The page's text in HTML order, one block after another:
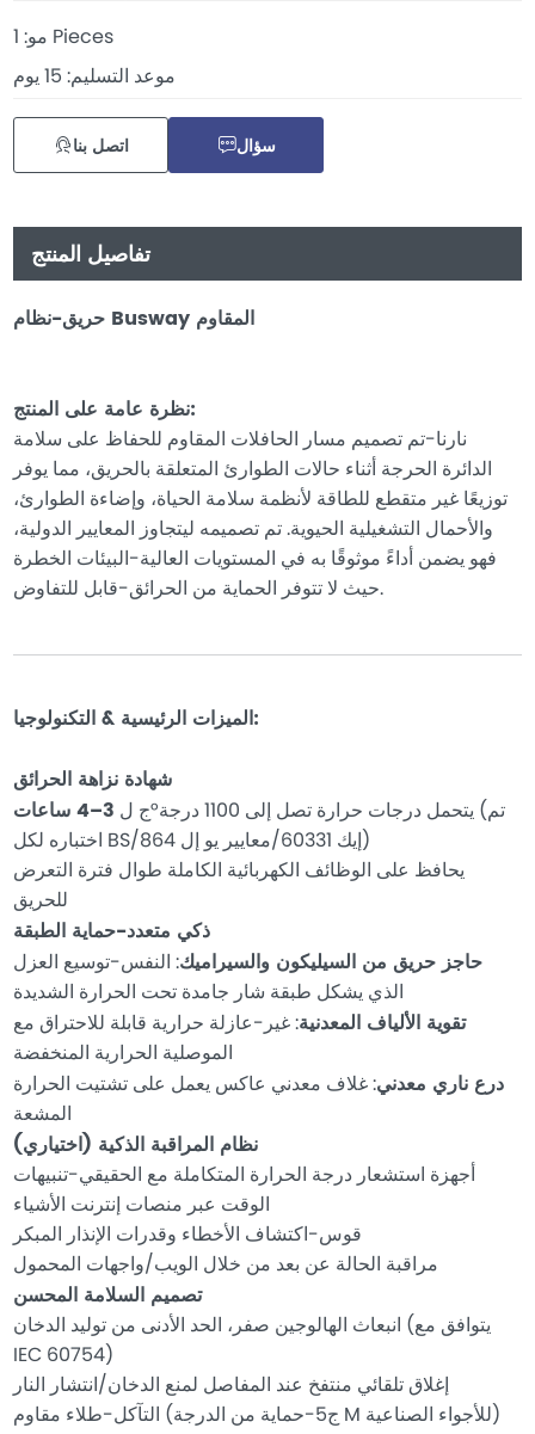
مو: 1 Pieces
موعد التسليم: 15 يوم
اتصل بنا سؤال
تفاصيل المنتج
حريق-نظام Busway المقاوم
نظرة عامة على المنتج:
نارنا-تم تصميم مسار الحافلات المقاوم للحفاظ على سلامة
الدائرة الحرجة أثناء حالات الطوارئ المتعلقة بالحريق، مما يوفر
توزيعًا غير متقطع للطاقة لأنظمة سلامة الحياة، وإضاءة الطوارئ،
والأحمال التشغيلية الحيوية. تم تصميمه ليتجاوز المعايير الدولية،
فهو يضمن أداءً موثوقًا به في المستويات العالية-البيئات الخطرة
حيث لا تتوفر الحماية من الحرائق-قابل للتفاوض.
الميزات الرئيسية & التكنولوجيا:
شهادة نزاهة الحرائق
يتحمل درجات حرارة تصل إلى 1100 درجة°ج ل 3–4 ساعات
(تم
اختباره لكل BS/إيك 60331/معايير يو إل 864)
يحافظ على الوظائف الكهربائية الكاملة طوال فترة التعرض
للحريق
ذكي متعدد-حماية الطبقة
حاجز حريق من السيليكون والسيراميك: النفس-توسيع العزل
الذي يشكل طبقة شار جامدة تحت الحرارة الشديدة
تقوية الألياف المعدنية: غير-عازلة حرارية قابلة للاحتراق مع
الموصلية الحرارية المنخفضة
درع ناري معدني: غلاف معدني عاكس يعمل على تشتيت الحرارة
المشعة
نظام المراقبة الذكية (اختياري)
أجهزة استشعار درجة الحرارة المتكاملة مع الحقيقي-تنبيهات
الوقت عبر منصات إنترنت الأشياء
قوس-اكتشاف الأخطاء وقدرات الإنذار المبكر
مراقبة الحالة عن بعد من خلال الويب/واجهات المحمول
تصميم السلامة المحسن
انبعاث الهالوجين صفر، الحد الأدنى من توليد الدخان (يتوافق مع
IEC 60754)
إغلاق تلقائي منتفخ عند المفاصل لمنع الدخان/انتشار النار
التآكل-طلاء مقاوم (ج5-حماية من الدرجة M للأجواء الصناعية)